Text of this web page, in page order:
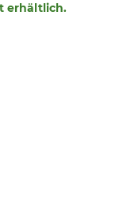
erhältlich.